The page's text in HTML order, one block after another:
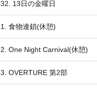
32. 13日の金曜日
1. 食物連鎖(休憩)
2. One Night Carnival(休憩)
3. OVERTURE 第2部